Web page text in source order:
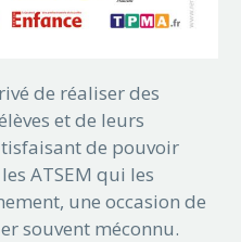
de réaliser des
et de leurs
de pouvoir
ATSEM qui les
une occasion de
souvent méconnu.